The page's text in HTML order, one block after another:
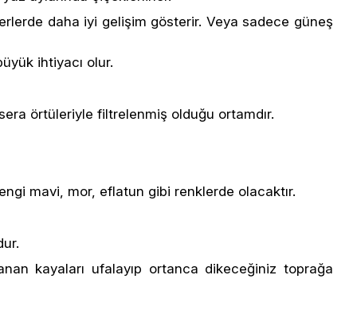
daha iyi gelişim gösterir. Veya sadece güneş
ihtiyacı olur.
örtüleriyle filtrelenmiş olduğu ortamdır.
mavi, mor, eflatun gibi renklerde olacaktır.
kayaları ufalayıp ortanca dikeceğiniz toprağa